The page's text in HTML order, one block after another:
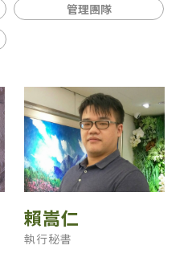
管理團隊
賴嵩仁
執行秘書